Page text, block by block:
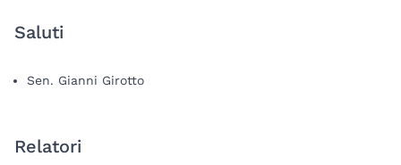
Saluti
Sen. Gianni Girotto
Relatori